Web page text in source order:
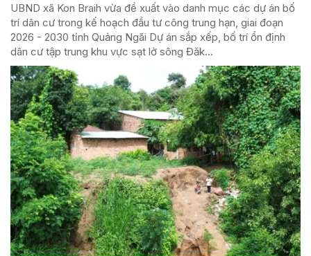
UBND xã Kon Braih vừa đề xuất vào danh mục các dự án bố
trí dân cư trong kế hoạch đầu tư công trung hạn, giai đoạn
2026 - 2030 tỉnh Quảng Ngãi Dự án sắp xếp, bố trí ổn định
dân cư tập trung khu vực sạt lở sông Đăk...